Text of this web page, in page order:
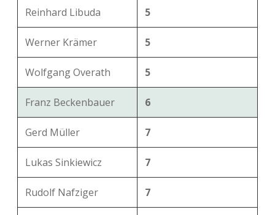
Reinhard Libuda 5
Werner Krämer 5
Wolfgang Overath 5
Franz Beckenbauer 6
Gerd Müller 7
Lukas Sinkiewicz 7
Rudolf Nafziger 7